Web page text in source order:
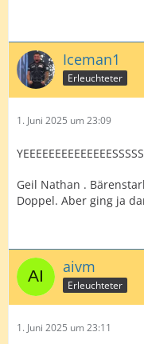
Iceman1
Erleuchteter
1. Juni 2025 um 23:09
Geil Nathan .
Doppel. Aber ging ja
aivm
Erleuchteter
1. Juni 2025 um 23:11